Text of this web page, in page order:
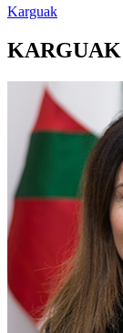
Karguak
KARGUAK